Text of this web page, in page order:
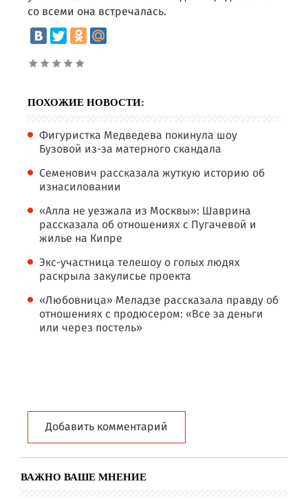
со всеми она встречалась.
ПОХОЖИЕ НОВОСТИ:
Фигуристка Медведева покинула шоу
Бузовой из-за матерного скандала
Семенович рассказала жуткую историю об
изнасиловании
«Алла не уезжала из Москвы»: Шаврина
рассказала об отношениях с Пугачевой и
жилье на Кипре
Экс-участница телешоу о голых людях
раскрыла закулисье проекта
«Любовница» Меладзе рассказала правду об
отношениях с продюсером: «Все за деньги
или через постель»
Добавить комментарий
ВАЖНО ВАШЕ МНЕНИЕ